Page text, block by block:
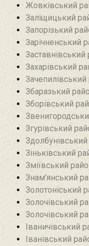
Жовківський
Заліщицький
Запорізький
Зарічненський
Заставнівський
Захарівський
Зачепилівський
Збаразький
Зборівський
Згурівський
Зіньківський
Зміївський
Знам’янський
Золотоніський
Золочівський
Золочівський
Іваничівський
Іванівський